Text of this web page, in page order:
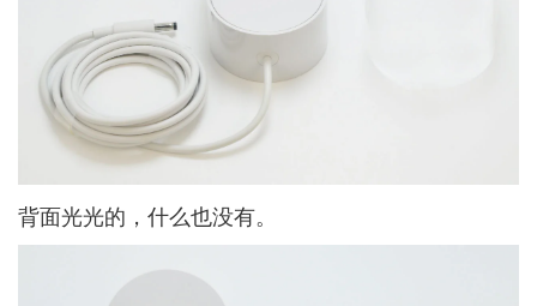
背面光光的，什么也没有。